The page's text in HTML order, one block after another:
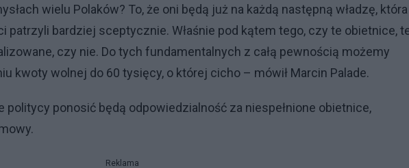
wielu Polaków? To, że oni będą już na każdą następną władzę, która
patrzyli bardziej sceptycznie. Właśnie pod kątem tego, czy te obietnice,
czy nie. Do tych fundamentalnych z całą pewnością możemy
kwoty wolnej do 60 tysięcy, o której cicho – mówił Marcin Palade.
politycy ponosić będą odpowiedzialność za niespełnione obietnice,
Reklama